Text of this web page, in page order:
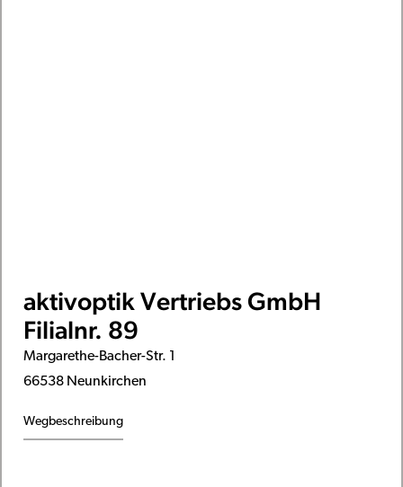
aktivoptik Vertriebs GmbH
Filialnr. 89
Margarethe-Bacher-Str. 1
66538 Neunkirchen
Wegbeschreibung